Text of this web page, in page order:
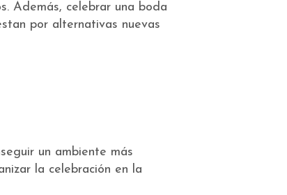
Además, celebrar una boda
por alternativas nuevas
un ambiente más
la celebración en la